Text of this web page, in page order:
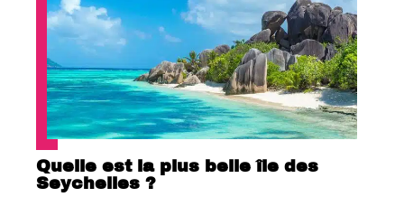
Quelle est la plus belle île des
Seychelles ?